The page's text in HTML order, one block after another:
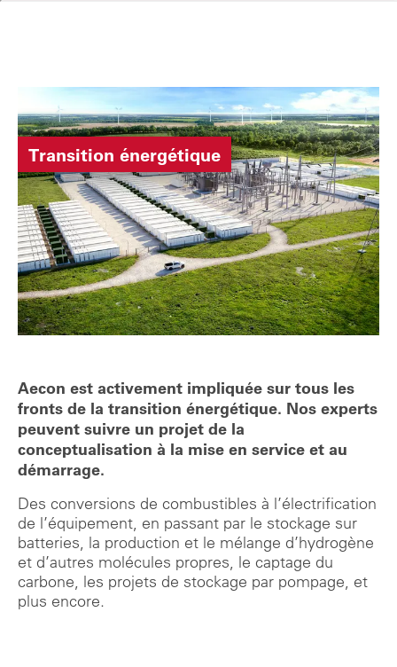
Transition énergétique
Aecon est activement impliquée sur tous les
fronts de la transition énergétique. Nos experts
peuvent suivre un projet de la
conceptualisation à la mise en service et au
démarrage.
Des conversions de combustibles à l’électrification
de l’équipement, en passant par le stockage sur
batteries, la production et le mélange d’hydrogène
et d’autres molécules propres, le captage du
carbone, les projets de stockage par pompage, et
plus encore.